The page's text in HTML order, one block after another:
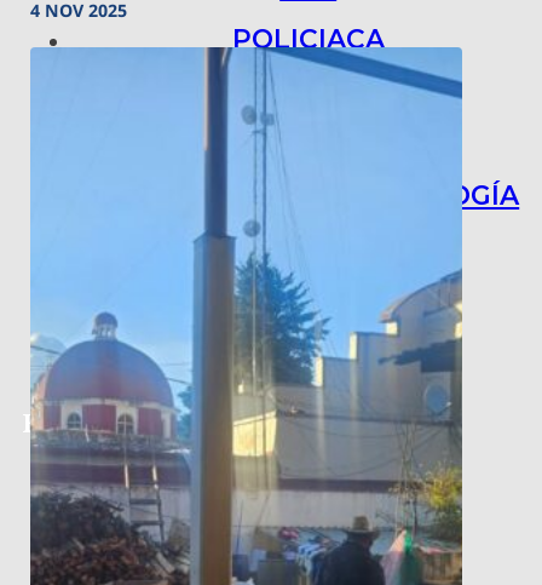
POLICIACA
NACIONAL
INTERNACIONAL
ARTE, CIENCIA Y TECNOLOGÍA
COLUMNAS
BAJO LA LUPA
RASTROS Y ROSTROS
VÍNCULOS ANIMALES
4 NOV 2025